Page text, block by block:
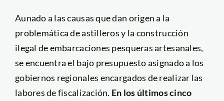
Aunado a las causas que dan origen a la
problemática de astilleros y la construcción
ilegal de embarcaciones pesqueras artesanales,
se encuentra el bajo presupuesto asignado a los
gobiernos regionales encargados de realizar las
labores de fiscalización. En los últimos cinco